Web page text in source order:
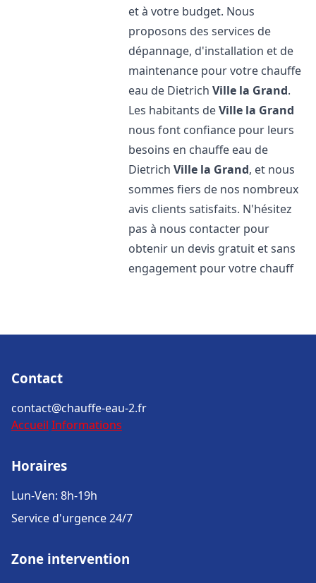
et à votre budget. Nous
proposons des services de
dépannage, d'installation et de
maintenance pour votre chauffe
eau de DietrichVille la Grand.
Les habitants deVille la Grand
nous font confiance pour leurs
besoins en chauffe eau de
DietrichVille la Grand, et nous
sommes fiers de nos nombreux
avis clients satisfaits. N'hésitez
pas à nous contacter pour
obtenir un devis gratuit et sans
engagement pour votre chauff
Contact
contact@chauffe-eau-2.fr
Accueil Informations
Horaires
Lun-Ven: 8h-19h
Service d'urgence 24/7
Zone intervention